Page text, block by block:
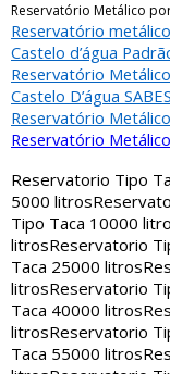
Reservatório Metálico
Reservatório
Castelo d’água
Reservatório Metálico
Castelo D’água
Reservatório
Reservatório Metálico
Reservatorio Tipo
5000 litros
Tipo Taca 10000
litrosReservatorio
Taca 25000 litros
litrosReservatorio
Taca 40000 litros
litrosReservatorio
Taca 55000 litros